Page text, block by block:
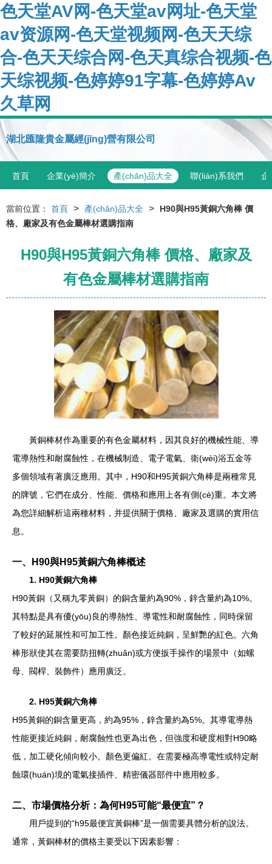
色天堂AV网-色天堂av网址-色天堂
av资源网-色天堂视频网-色天天综
合-色天天综合网-色天真综合视频-色
天综视频-色婷婷91字幕-色婷婷Av
久草网
湖北匯隆貴金屬經(jīng)營有限公司
首頁 企業(yè)簡介 產(chǎn)品大全 聯(lián)系我們 企
當前位置： 首頁 > 產(chǎn)品大全 >
H90與H95黃銅六角棒 價
格、廠家及有色金屬棒材選購指南
H90與H95黃銅六角棒 價格、廠家及
有色金屬棒材選購指南
黃銅棒材作為重要的有色金屬材料，因其良好的機械性能、導
電導熱性和耐腐蝕性，在機械制造、電子電氣、衛(wèi)浴五金等
多個領域有著廣泛應用。其中，H90和H95黃銅六角棒是兩種常見
的牌號，它們在成分、性能、價格和應用上各有側(cè)重。本文將
為您詳細解析這兩種材料，并提供關于價格、廠家及選購的實用信
息。
一、H90與H95黃銅六角棒概述
1. H90黃銅六角棒
H90黃銅（又稱九零黃銅）的銅含量約為90%，鋅含量約為10%。
其特點是具有優(yōu)良的導熱性、導電性和耐腐蝕性，同時保留
了較好的延展性和可加工性。顏色接近純銅，呈鮮艷的紅色。六角
棒形狀使其在需要防扭轉(zhuǎn)或方便扳手操作的場景中（如螺
母、閥桿、裝飾件）應用廣泛。
2. H95黃銅六角棒
H95黃銅的銅含量更高，約為95%，鋅含量約為5%。其導電導熱
性能更接近純銅，耐腐蝕性也更為出色，但強度和硬度相對H90略
低，加工硬化傾向較小。顏色更偏紅。在需要極高導電性或特定耐
蝕環(huán)境的電氣接插件、精密儀器部件中應用較多。
二、市場價格分析：為何H95可能“最便宜”？
用戶提到的“h95最便宜黃銅棒”是一個需要具體分析的說法。
通常，黃銅棒材的價格主要受以下因素影響：